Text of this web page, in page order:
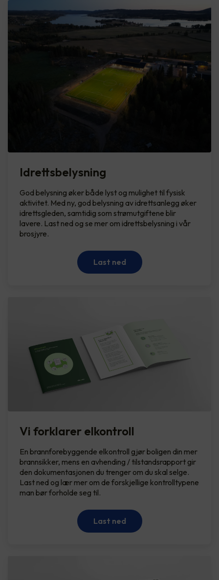
Idrettsbelysning
God belysning øker både lyst og mulighet til fysisk
aktivitet. Med ny, god belysning av idrettsanlegg øker
idrettsgleden, samtidig som strømutgiftene blir
lavere. Last ned og se mer om idrettsbelysning i vår
brosjyre.
Last ned
Vi forklarer elkontroll
En brannforebyggende elkontroll gjør boligen din mer
brannsikker, mens en avhending / tilstandsrapport gir
den dokumentasjonen du trenger om du skal selge.
Last ned og lær mer om de forskjellige kontrolltypene
man bør forholde seg til.
Last ned